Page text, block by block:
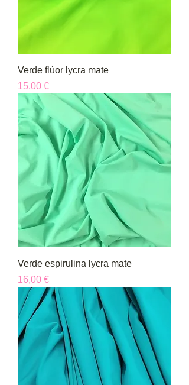
Verde flúor lycra mate
Precio
15,00 €
Verde espirulina lycra mate
Precio
16,00 €